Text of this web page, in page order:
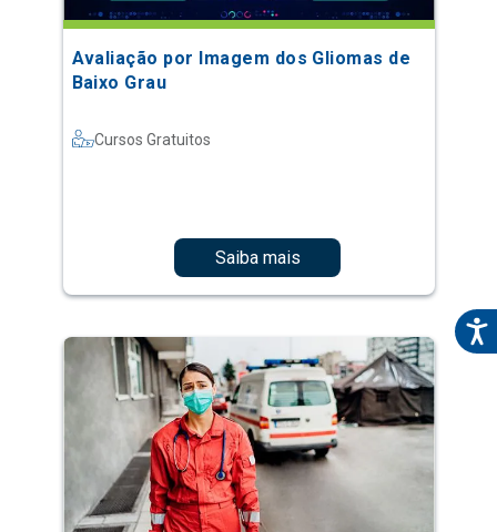
Avaliação por Imagem dos Gliomas de
Baixo Grau
Cursos Gratuitos
Saiba mais